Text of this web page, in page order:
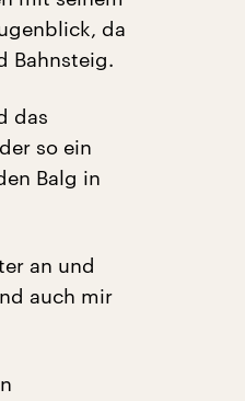
da
Bahnsteig.
das
so ein
Balg in
an und
auch mir